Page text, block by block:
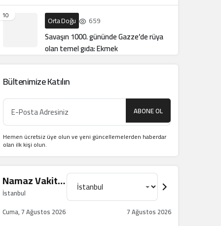
10 Orta Doğu 659
Savaşın 1000. gününde Gazze’de rüya
olan temel gıda: Ekmek
Bültenimize Katılın
ABONE OL
Hemen ücretsiz üye olun ve yeni güncellemelerden haberdar
olan ilk kişi olun.
Namaz Vakitleri
İstanbul
Cuma, 7 Ağustos 2026
7 Ağustos 2026